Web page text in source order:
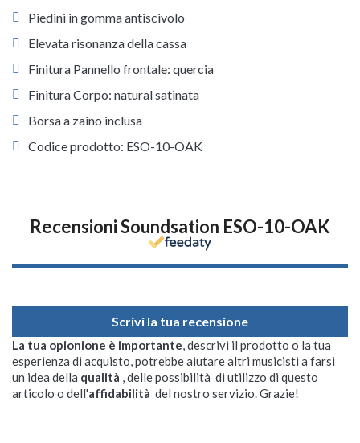
Piedini in gomma antiscivolo
Elevata risonanza della cassa
Finitura Pannello frontale: quercia
Finitura Corpo: natural satinata
Borsa a zaino inclusa
Codice prodotto: ESO-10-OAK
Recensioni Soundsation ESO-10-OAK
Scrivi la tua recensione
La tua opionione è importante, descrivi il prodotto o la tua
esperienza di acquisto, potrebbe aiutare altri musicisti a farsi
un idea della qualità , delle possibilità di utilizzo di questo
articolo o dell'affidabilità del nostro servizio. Grazie!